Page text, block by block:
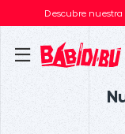
Descubre